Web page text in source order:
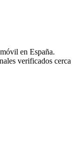
en España.
verificados cerca